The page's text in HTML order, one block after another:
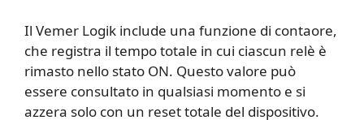
Il Vemer Logik include una funzione di contaore,
che registra il tempo totale in cui ciascun relè è
rimasto nello stato ON. Questo valore può
essere consultato in qualsiasi momento e si
azzera solo con un reset totale del dispositivo.